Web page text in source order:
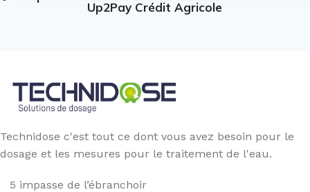
Up2Pay Crédit Agricole
Technidose c'est tout ce dont vous avez besoin pour le
dosage et les mesures pour le traitement de l'eau.
5 impasse de l’ébranchoir